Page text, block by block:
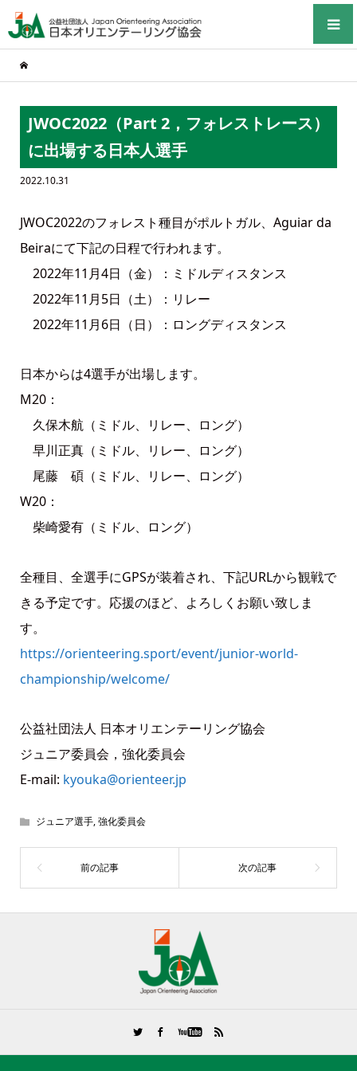
JWOC2022（Part 2，フォレストレース）
に出場する日本人選手
2022.10.31
JWOC2022のフォレスト種目がポルトガル、Aguiar da
Beiraにて下記の日程で行われます。
2022年11月4日（金）：ミドルディスタンス
2022年11月5日（土）：リレー
2022年11月6日（日）：ロングディスタンス
日本からは4選手が出場します。
M20：
久保木航（ミドル、リレー、ロング）
早川正真（ミドル、リレー、ロング）
尾藤 碩（ミドル、リレー、ロング）
W20：
柴崎愛有（ミドル、ロング）
全種目、全選手にGPSが装着され、下記URLから観戦で
きる予定です。応援のほど、よろしくお願い致しま
す。
https://orienteering.sport/event/junior-world-
championship/welcome/
公益社団法人 日本オリエンテーリング協会
ジュニア委員会，強化委員会
E-mail: kyouka@orienteer.jp
ジュニア選手,強化委員会